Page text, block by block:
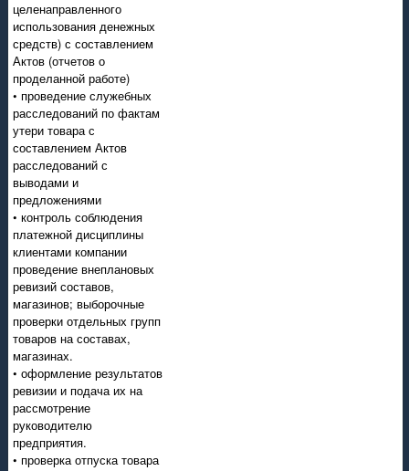
целенаправленного
использования денежных
средств) с составлением
Актов (отчетов о
проделанной работе)
• проведение служебных
расследований по фактам
утери товара с
составлением Актов
расследований с
выводами и
предложениями
• контроль соблюдения
платежной дисциплины
клиентами компании
проведение внеплановых
ревизий составов,
магазинов; выборочные
проверки отдельных групп
товаров на составах,
магазинах.
• оформление результатов
ревизии и подача их на
рассмотрение
руководителю
предприятия.
• проверка отпуска товара